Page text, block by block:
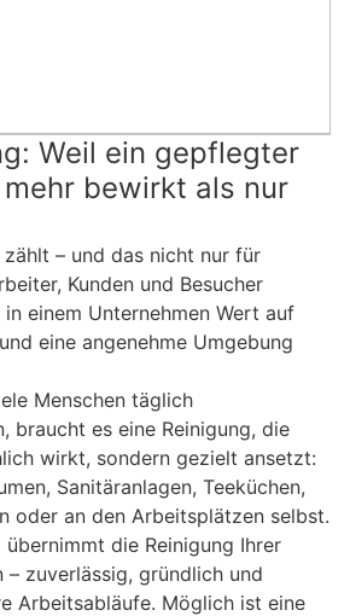
Weil ein gepflegter
bewirkt als nur
– und das nicht nur für
Kunden und Besucher
einem Unternehmen Wert auf
eine angenehme Umgebung
Menschen täglich
braucht es eine Reinigung, die
wirkt, sondern gezielt ansetzt:
Sanitäranlagen, Teeküchen,
oder an den Arbeitsplätzen selbst.
übernimmt die Reinigung Ihrer
– zuverlässig, gründlich und
Arbeitsabläufe. Möglich ist eine